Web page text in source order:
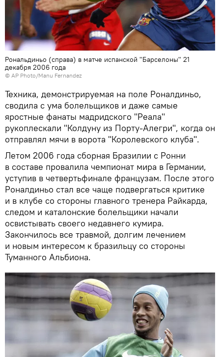
Рональдиньо (справа) в матче испанской "Барселоны" 21
декабря 2006 года
© AP Photo/Manu Fernandez
Техника, демонстрируемая на поле Роналдиньо,
сводила с ума болельщиков и даже самые
яростные фанаты мадридского "Реала"
рукоплескали "Колдуну из Порту-Алегри", когда он
отправлял мячи в ворота "Королевского клуба".
Летом 2006 года сборная Бразилии с Ронни
в составе провалила чемпионат мира в Германии,
уступив в четвертьфинале французам. После этого
Роналдиньо стал все чаще подвергаться критике
и в клубе со стороны главного тренера Райкарда,
следом и каталонские болельщики начали
освистывать своего недавнего кумира.
Закончилось все травмой, долгим лечением
и новым интересом к бразильцу со стороны
Туманного Альбиона.